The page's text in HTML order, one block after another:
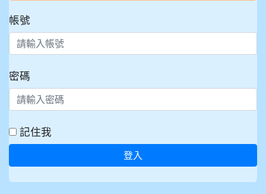
帳號
密碼
記住我
登入